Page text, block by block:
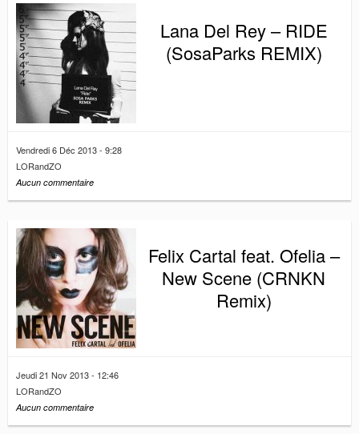
Lana Del Rey – RIDE
(SosaParks REMIX)
Vendredi 6 Déc 2013 - 9:28
LORandZO
Aucun commentaire
Felix Cartal feat. Ofelia –
New Scene (CRNKN
Remix)
Jeudi 21 Nov 2013 - 12:46
LORandZO
Aucun commentaire